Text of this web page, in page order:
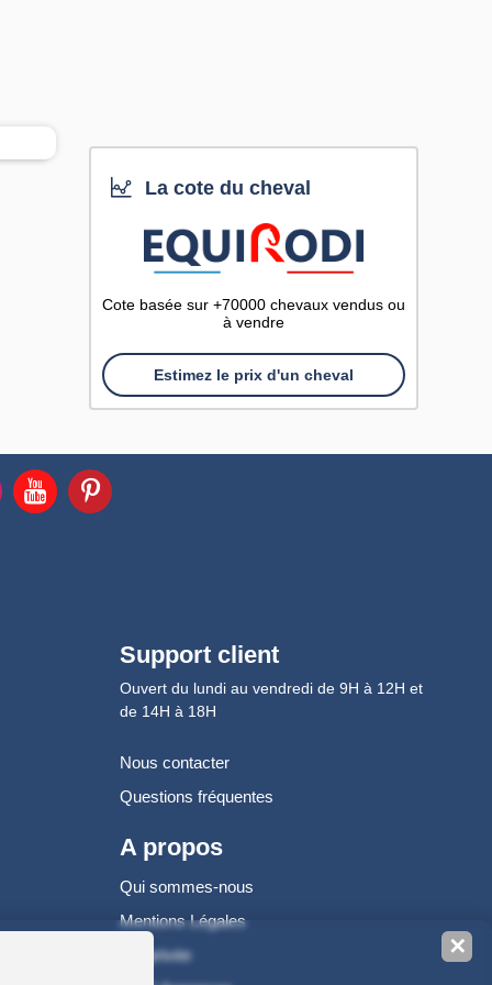
La cote du cheval
Cote basée sur +70000 chevaux vendus ou
à vendre
Estimez le prix d'un cheval
Support client
Ouvert du lundi au vendredi de 9H à 12H et
de 14H à 18H
Nous contacter
Questions fréquentes
A propos
Qui sommes-nous
Mentions Légales
Vie privée
✕